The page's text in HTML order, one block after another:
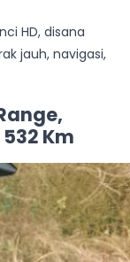
HD, disana
jauh, navigasi,
Km